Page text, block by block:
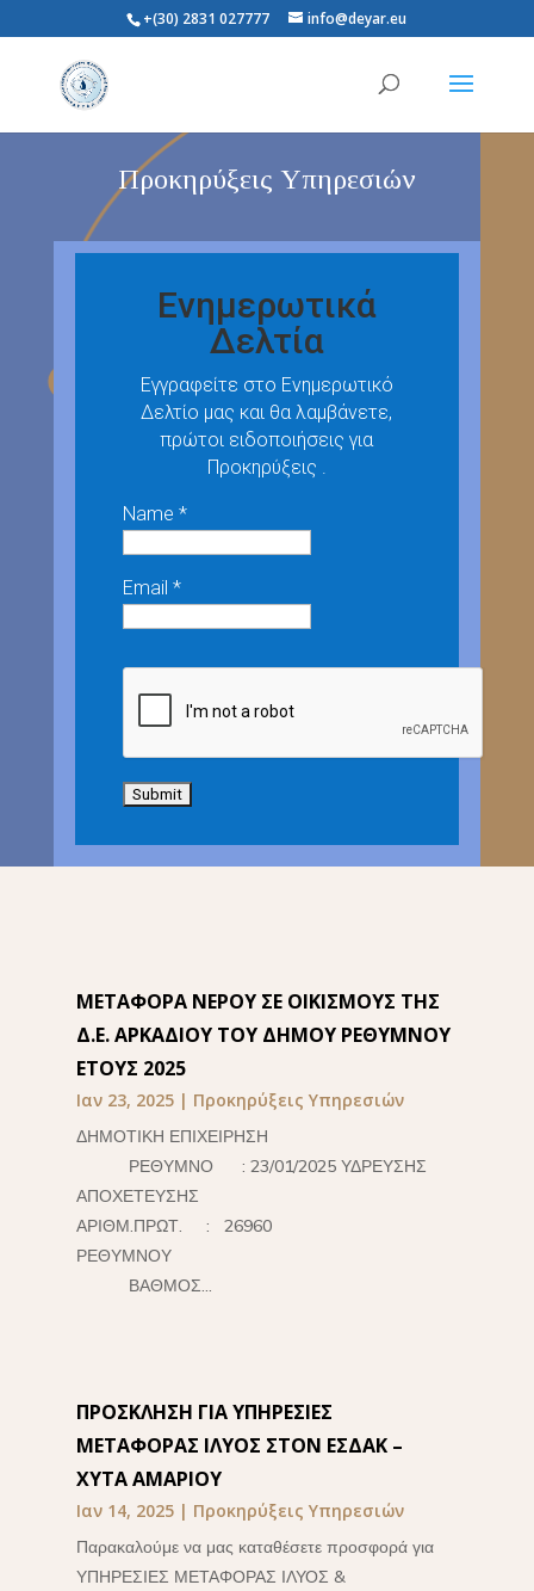
+(30) 2831 027777 info@deyar.eu
Προκηρύξεις Υπηρεσιών
Ενημερωτικά
Δελτία
Εγγραφείτε στο Ενημερωτικό
Δελτίο μας και θα λαμβάνετε,
πρώτοι ειδοποιήσεις για
Προκηρύξεις .
Name *
Email *
ΜΕΤΑΦΟΡΑ ΝΕΡΟΥ ΣΕ ΟΙΚΙΣΜΟΥΣ ΤΗΣ
Δ.Ε. ΑΡΚΑΔΙΟΥ ΤΟΥ ΔΗΜΟΥ ΡΕΘΥΜΝΟΥ
ΕΤΟΥΣ 2025
Ιαν 23, 2025| Προκηρύξεις Υπηρεσιών
ΔΗΜΟΤΙΚΗ ΕΠΙΧΕΙΡΗΣΗ
ΡΕΘΥΜΝΟ : 23/01/2025 ΥΔΡΕΥΣΗΣ
ΑΠΟΧΕΤΕΥΣΗΣ
ΑΡΙΘΜ.ΠΡΩΤ. : 26960
ΡΕΘΥΜΝΟΥ
ΒΑΘΜΟΣ...
ΠΡΟΣΚΛΗΣΗ ΓΙΑ ΥΠΗΡΕΣΙΕΣ
ΜΕΤΑΦΟΡΑΣ ΙΛΥΟΣ ΣΤΟΝ ΕΣΔΑΚ –
ΧΥΤΑ ΑΜΑΡΙΟΥ
Ιαν 14, 2025| Προκηρύξεις Υπηρεσιών
Παρακαλούμε να μας καταθέσετε προσφορά για
ΥΠΗΡΕΣΙΕΣ ΜΕΤΑΦΟΡΑΣ ΙΛΥΟΣ &